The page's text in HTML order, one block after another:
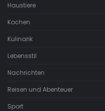
Haustiere
Kochen
Kulinarik
Lebensstil
Nachrichten
Reisen und Abenteuer
Sport